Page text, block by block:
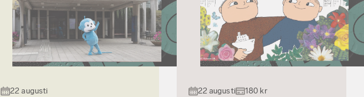
22 augusti 22 augusti 180 kr